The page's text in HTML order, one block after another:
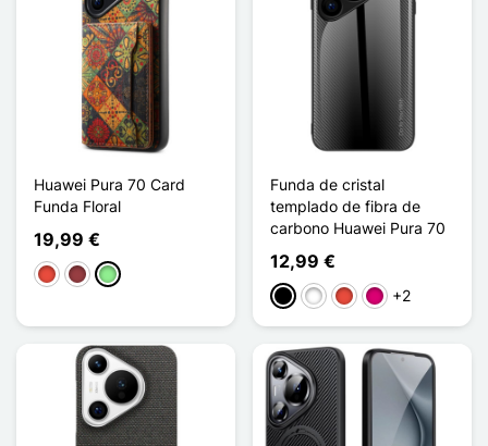
Huawei Pura 70 Card
Funda Floral
19,99 €
RojoRojo oscuro
Verde claro
Funda de cristal
templado de fibra de
carbono Huawei Pura 70
12,99 €
NegroBlancoRojoMagenta
+2